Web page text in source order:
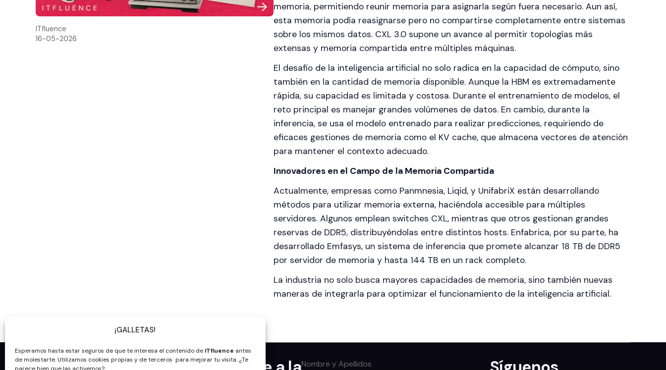
¡GALLETAS!
Esperamos hasta estar seguros de que te interesa el contenido de ITfluence antes
de molestarte. Utilizamos cookies propias y de terceros para mejorar tu visita. ¿Te
ITfluence
16-05-2026
memoria, permitiendo reunir memoria para asignarla según fuera necesario. Aun así,
esta memoria podía reasignarse pero no compartirse completamente entre sistemas
sobre los mismos datos. CXL 3.0 supone un avance al permitir topologías más
extensas y memoria compartida entre múltiples máquinas.
El desafío de la inteligencia artificial no solo radica en la capacidad de cómputo, sino
también en la cantidad de memoria disponible. Aunque la HBM es extremadamente
rápida, su capacidad es limitada y costosa. Durante el entrenamiento de modelos, el
reto principal es manejar grandes volúmenes de datos. En cambio, durante la
inferencia, se usa el modelo entrenado para realizar predicciones, requiriendo de
eficaces gestiones de memoria como el KV cache, que almacena vectores de atención
para mantener el contexto adecuado.
Innovadores en el Campo de la Memoria Compartida
Actualmente, empresas como Panmnesia, Liqid, y UnifabriX están desarrollando
métodos para utilizar memoria externa, haciéndola accesible para múltiples
servidores. Algunos emplean switches CXL, mientras que otros gestionan grandes
reservas de DDR5, distribuyéndolas entre distintos hosts. Enfabrica, por su parte, ha
desarrollado Emfasys, un sistema de inferencia que promete alcanzar 18 TB de DDR5
por servidor de memoria y hasta 144 TB en un rack completo.
La industria no solo busca mayores capacidades de memoria, sino también nuevas
maneras de integrarla para optimizar el funcionamiento de la inteligencia artificial.
Nombre y Apellidos